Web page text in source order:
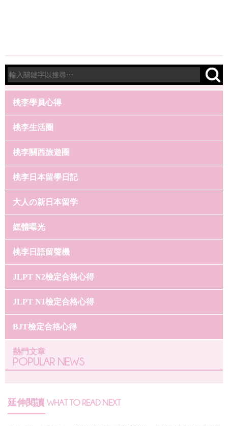
桃李學員心得
桃李生活圈
桃李關西旅遊圈
桃李日本留學日記
大人の新日本留学
媒體曝光
桃李日語留聲機
JLPT N2檢定合格心得
JLPT N1檢定合格心得
BJT檢定合格心得
熱門文章
POPULAR NEWS
延伸閱讀 WHAT TO READ NEXT